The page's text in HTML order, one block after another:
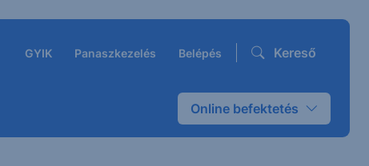
GYIK Panaszkezelés Belépés Kereső
Online befektetés